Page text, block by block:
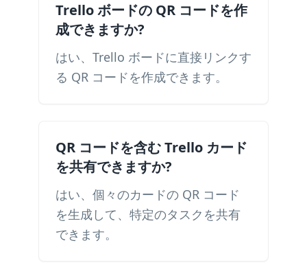
Trello ボードの QR コードを作
成できますか?
はい、Trello ボードに直接リンクす
る QR コードを作成できます。
QR コードを含む Trello カード
を共有できますか?
はい、個々のカードの QR コード
を生成して、特定のタスクを共有
できます。